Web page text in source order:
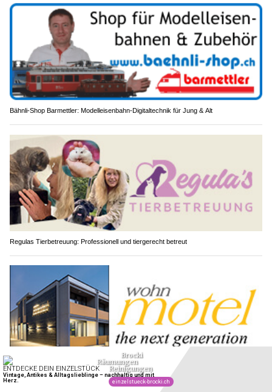
Bähnli-Shop Barmettler: Modelleisenbahn-Digitaltechnik für Jung & Alt
Regulas Tierbetreuung: Professionell und tiergerecht betreut
wohnMOTEL / Veltus AG: Flexibles Wohnen auf Zeit in Hinterforst SG